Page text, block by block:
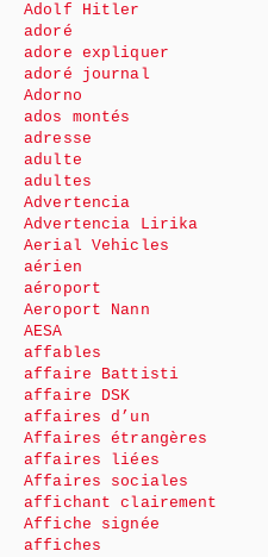
Adolf Hitler
adoré
adore expliquer
adoré journal
Adorno
ados montés
adresse
adulte
adultes
Advertencia
Advertencia Lirika
Aerial Vehicles
aérien
aéroport
Aeroport Nann
AESA
affables
affaire Battisti
affaire DSK
affaires d’un
Affaires étrangères
affaires liées
Affaires sociales
affichant clairement
Affiche signée
affiches